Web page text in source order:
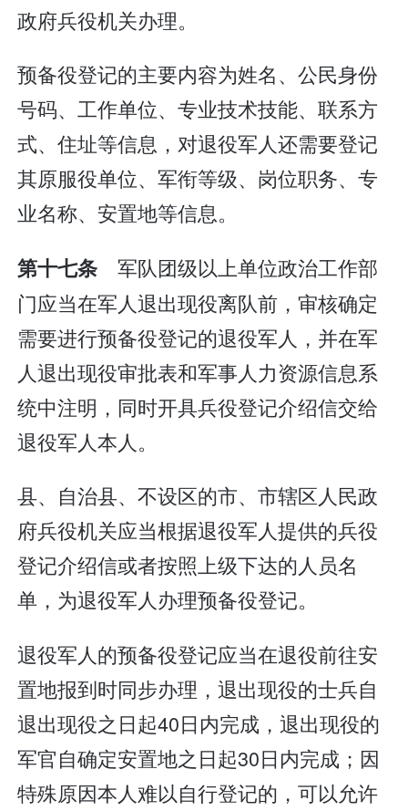
政府兵役机关办理。
预备役登记的主要内容为姓名、公民身份
号码、工作单位、专业技术技能、联系方
式、住址等信息，对退役军人还需要登记
其原服役单位、军衔等级、岗位职务、专
业名称、安置地等信息。
第十七条军队团级以上单位政治工作部
门应当在军人退出现役离队前，审核确定
需要进行预备役登记的退役军人，并在军
人退出现役审批表和军事人力资源信息系
统中注明，同时开具兵役登记介绍信交给
退役军人本人。
县、自治县、不设区的市、市辖区人民政
府兵役机关应当根据退役军人提供的兵役
登记介绍信或者按照上级下达的人员名
单，为退役军人办理预备役登记。
退役军人的预备役登记应当在退役前往安
置地报到时同步办理，退出现役的士兵自
退出现役之日起40日内完成，退出现役的
军官自确定安置地之日起30日内完成；因
特殊原因本人难以自行登记的，可以允许